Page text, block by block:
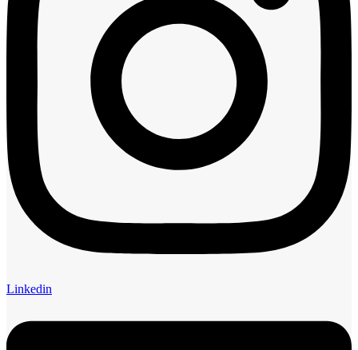
Linkedin